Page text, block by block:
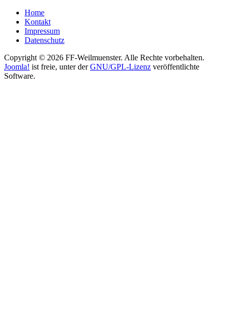
Home
Kontakt
Impressum
Datenschutz
Copyright © 2026 FF-Weilmuenster. Alle Rechte vorbehalten.
Joomla! ist freie, unter derGNU/GPL-Lizenz veröffentlichte
Software.